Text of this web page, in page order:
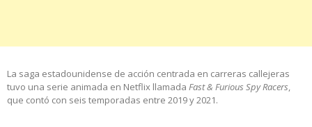
La saga estadounidense de acción centrada en carreras callejeras
tuvo una serie animada en Netflix llamada Fast & Furious Spy Racers,
que contó con seis temporadas entre 2019 y 2021.